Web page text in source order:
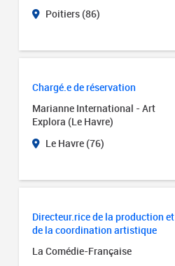
Poitiers (86)
Chargé.e de réservation
Marianne International - Art
Explora (Le Havre)
Le Havre (76)
Directeur.rice de la production et
de la coordination artistique
La Comédie-Française